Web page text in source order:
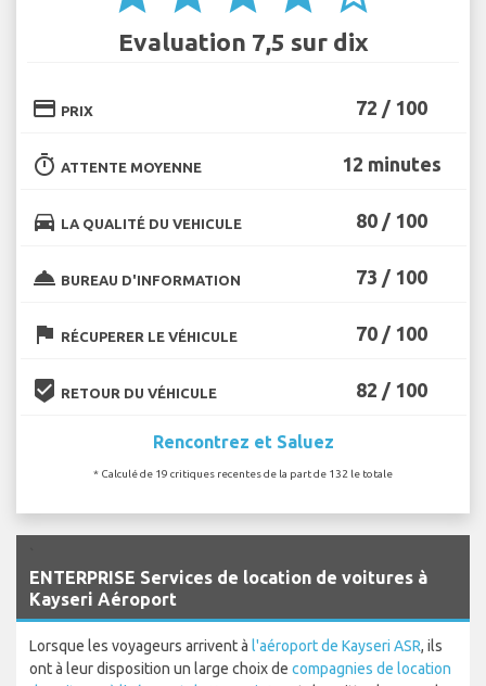
Evaluation 7,5 sur dix
credit_card PRIX 72 / 100
timer ATTENTE MOYENNE 12 minutes
directions_car LA QUALITÉ DU VEHICULE 80 / 100
room_service BUREAU D'INFORMATION 73 / 100
flag RÉCUPERER LE VÉHICULE 70 / 100
beenhere RETOUR DU VÉHICULE 82 / 100
Rencontrez et Saluez
* Calculé de 19 critiques recentes de la part de 132 le totale
ENTERPRISE Services de location de voitures à
Kayseri Aéroport
Lorsque les voyageurs arrivent à l'aéroport de Kayseri ASR, ils
ont à leur disposition un large choix de compagnies de location